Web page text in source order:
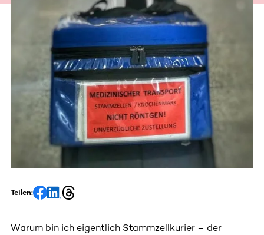
Teilen:
Warum bin ich eigentlich Stammzellkurier – der